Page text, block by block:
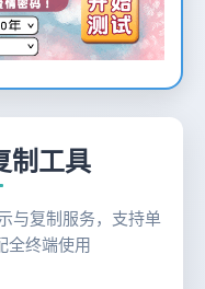
制工具
与复制服务，支持单
全终端使用